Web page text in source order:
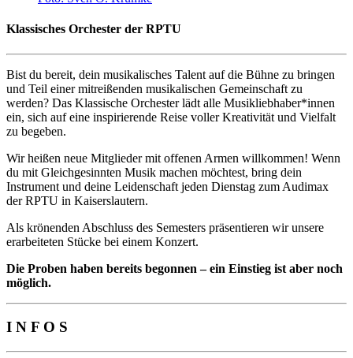
Klassisches Orchester der RPTU
Bist du bereit, dein musikalisches Talent auf die Bühne zu bringen
und Teil einer mitreißenden musikalischen Gemeinschaft zu
werden? Das Klassische Orchester lädt alle Musikliebhaber*innen
ein, sich auf eine inspirierende Reise voller Kreativität und Vielfalt
zu begeben.
Wir heißen neue Mitglieder mit offenen Armen willkommen! Wenn
du mit Gleichgesinnten Musik machen möchtest, bring dein
Instrument und deine Leidenschaft jeden Dienstag zum Audimax
der RPTU in Kaiserslautern.
Als krönenden Abschluss des Semesters präsentieren wir unsere
erarbeiteten Stücke bei einem Konzert.
Die Proben haben bereits begonnen – ein Einstieg ist aber noch
möglich.
I N F O S